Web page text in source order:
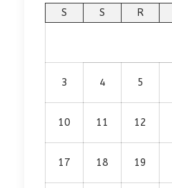
S S R
3 4 5
10 11 12
17 18 19